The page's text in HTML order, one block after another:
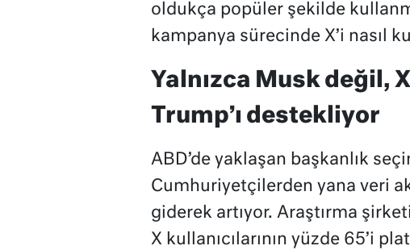
oldukça popüler şekilde
kampanya sürecinde X’i nasıl
Yalnızca Musk değil,
Trump’ı destekliyor
ABD’de yaklaşan başkanlık
Cumhuriyetçilerden yana veri
giderek artıyor. Araştırma
X kullanıcılarının yüzde 65’i